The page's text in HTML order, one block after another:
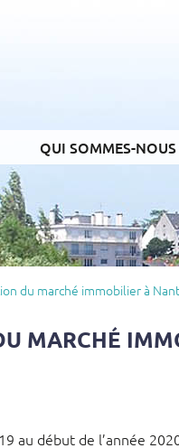
QUI SOMMES-NOUS
du marché immobilier à
MARCHÉ
au début de l’année